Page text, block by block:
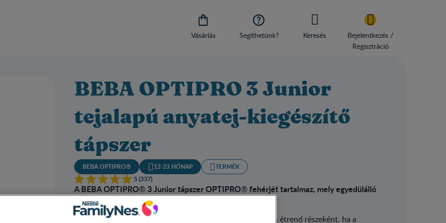

Vásárlás

Segíthetünk? Keresés
Bejelentkezés /
Regisztráció
BEBA OPTIPRO 3 Junior
tejalapú anyatej-kiegészítő
tápszer
BEBA OPTIPRO® 12-23 HÓNAP
TERMÉK
5 (337)
A BEBA OPTIPRO®3 Junior tápszer OPTIPRO®fehérjét tartalmaz, mely egyedülálló
fehérjemennyiséggel és fehérjeminőséggel rendelkezik.
A BEBA OPTIPRO® 3 Junior 12. hónaptól adható a vegyes étrend részeként, ha a